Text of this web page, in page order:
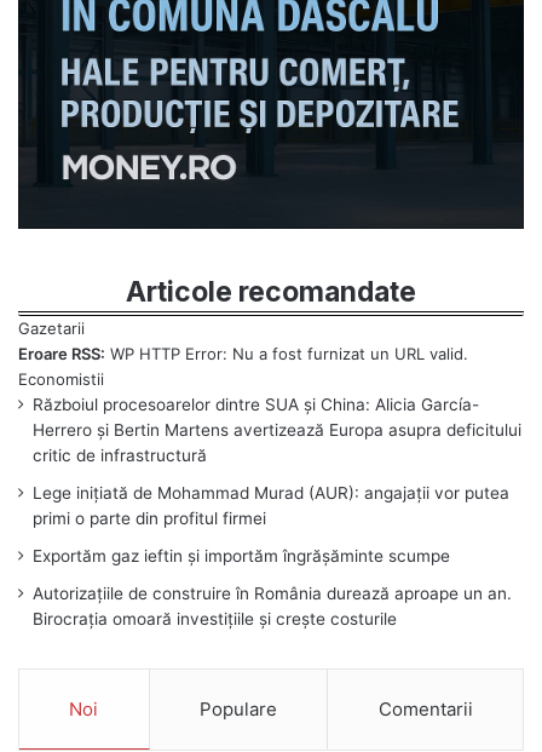
Articole recomandate
Eroare RSS: WP HTTP Error: Nu a fost furnizat un URL valid.
Războiul procesoarelor dintre SUA și China: Alicia García-
Herrero și Bertin Martens avertizează Europa asupra deficitului
critic de infrastructură
Lege inițiată de Mohammad Murad (AUR): angajații vor putea
primi o parte din profitul firmei
Exportăm gaz ieftin și importăm îngrășăminte scumpe
Autorizațiile de construire în România durează aproape un an.
Birocrația omoară investițiile și crește costurile
Noi Populare Comentarii